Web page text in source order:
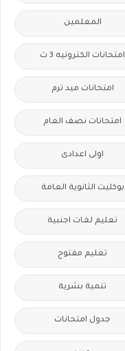
المعلمين
امتحانات الكترونيه 3 ث
امتحانات ميد ترم
امتحانات نصف العام
اولى اعدادى
بوكليت الثانوية العامة
تعليم لغات اجنبية
تعليم مفتوح
تنمية بشرية
جدول امتحانات